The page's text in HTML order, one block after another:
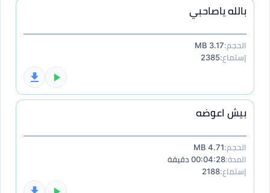
بالله ياصاحبي
الحجم:3.17 MB
إستماع:2385
بيش اعوضه
الحجم:4.71 MB
المدة:00:04:28 دقيقة
إستماع:2188